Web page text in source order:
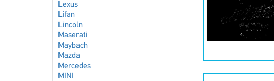
Lexus
Lifan
Lincoln
Maserati
Maybach
Mazda
Mercedes
MINI